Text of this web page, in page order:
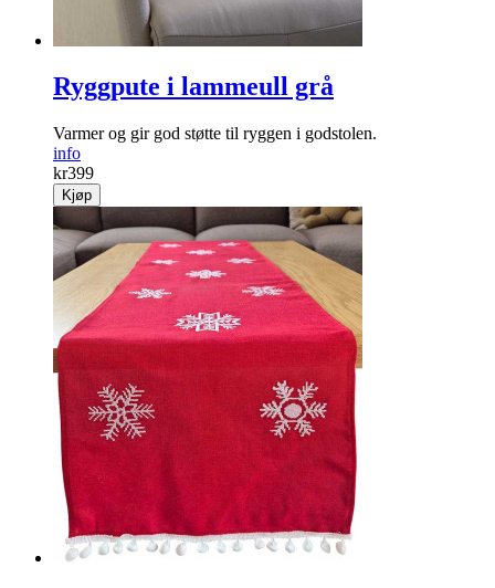
Ryggpute i lammeull grå
Varmer og gir god støtte til ryggen i godstolen.
info
kr399
Kjøp